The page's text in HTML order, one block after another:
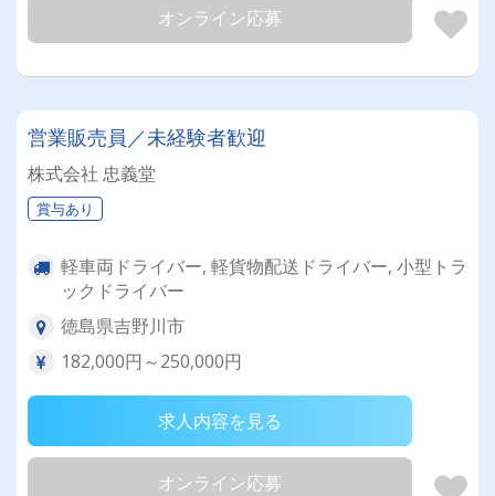
オンライン応募
営業販売員／未経験者歓迎
株式会社 忠義堂
賞与あり
軽車両ドライバー, 軽貨物配送ドライバー, 小型トラ
ックドライバー
徳島県吉野川市
182,000円～250,000円
求人内容を見る
オンライン応募